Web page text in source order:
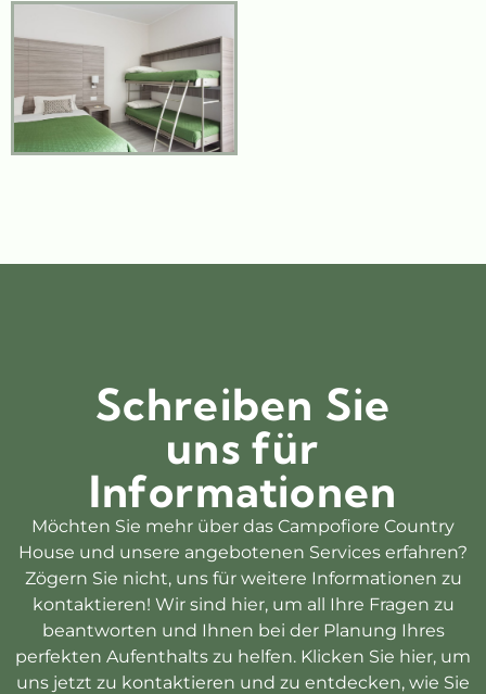
Schreiben Sie
uns für
Informationen
Möchten Sie mehr über das Campofiore Country
House und unsere angebotenen Services erfahren?
Zögern Sie nicht, uns für weitere Informationen zu
kontaktieren! Wir sind hier, um all Ihre Fragen zu
beantworten und Ihnen bei der Planung Ihres
perfekten Aufenthalts zu helfen. Klicken Sie hier, um
uns jetzt zu kontaktieren und zu entdecken, wie Sie